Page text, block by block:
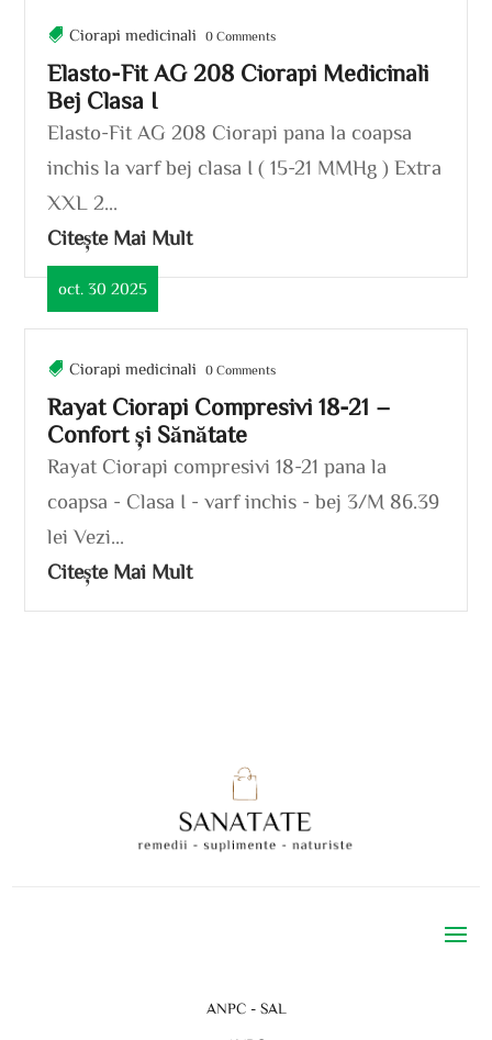
Elasto-Fit AG 208 Ciorapi Medicinali
Bej Clasa I
Ciorapi medicinali 0 Comments
Elasto-Fit AG 208 Ciorapi pana la coapsa
inchis la varf bej clasa I ( 15-21 MMHg ) Extra
XXL 2...
Citește Mai Mult
Rayat Ciorapi Compresivi 18-21 –
Confort și Sănătate
oct. 30 2025
Ciorapi medicinali 0 Comments
Rayat Ciorapi compresivi 18-21 pana la
coapsa - Clasa I - varf inchis - bej 3/M 86.39
lei Vezi...
Citește Mai Mult
ANPC - SAL